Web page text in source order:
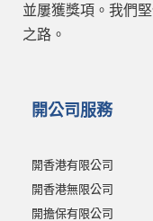
並屢獲獎項。我們
之路。
開公司服務
開香港有限公司
開香港無限公司
開擔保有限公司